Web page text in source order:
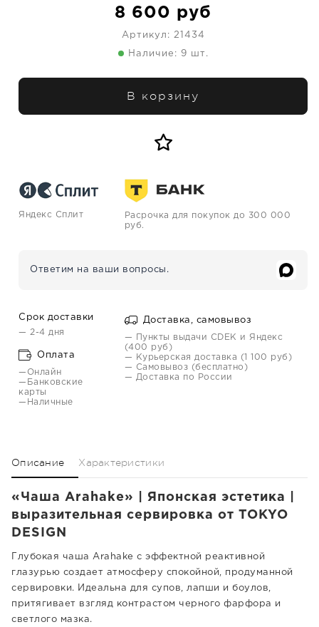
8 600 руб
Артикул: 21434
Наличие: 9 шт.
В корзину
Яндекс Сплит
Расрочка для покупок до 300 000
руб.
Ответим на ваши вопросы.
Срок доставки
— 2-4 дня
Оплата
—Онлайн
—Банковские
карты
—Наличные
Доставка, самовывоз
— Пункты выдачи CDEK и Яндекс
(400 руб)
— Курьерская доставка (1 100 руб)
— Самовывоз (бесплатно)
— Доставка по России
Описание Характеристики
«Чаша Arahake» | Японская эстетика |
выразительная сервировка от TOKYO
DESIGN
Глубокая чаша Arahake с эффектной реактивной
глазурью создает атмосферу спокойной, продуманной
сервировки. Идеальна для супов, лапши и боулов,
притягивает взгляд контрастом черного фарфора и
светлого мазка.